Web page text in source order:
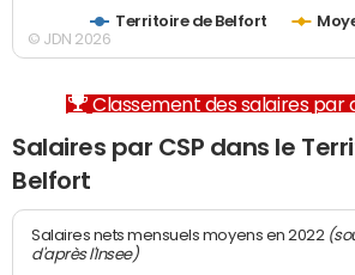
Territoire de Belfort
© JDN 2026
Classement des salaires
Salaires par CSP dans le
Belfort
Salaires nets mensuels moyens en 2022
d'après l'Insee)